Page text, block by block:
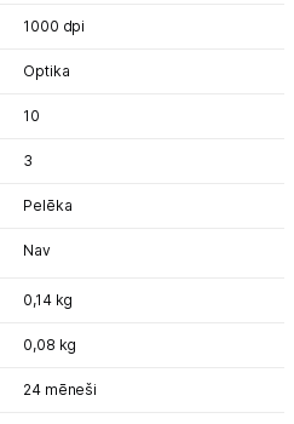
1000 dpi
Optika
10
3
Pelēka
Nav
0,14 kg
0,08 kg
24 mēneši